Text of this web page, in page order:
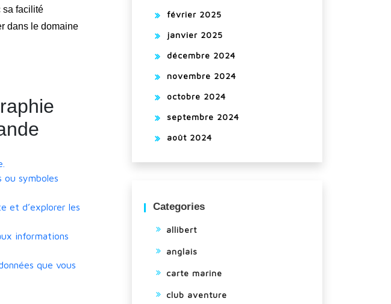
sa facilité
dans le domaine
ou symboles
et d’explorer les
informations
que vous
février 2025
janvier 2025
décembre 2024
novembre 2024
octobre 2024
septembre 2024
août 2024
Categories
allibert
anglais
carte marine
club aventure